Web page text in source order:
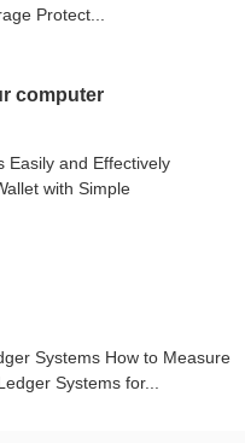
Protect...
computer
Easily and Effectively
with Simple
Systems How to Measure
Systems for...